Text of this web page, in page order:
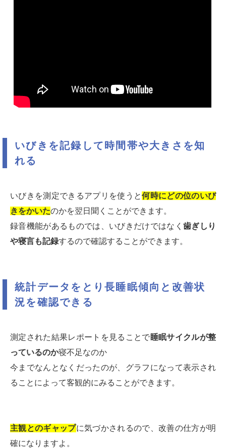
いびきを記録して時間帯や大きさを知
れる
いびきを測定できるアプリを使うと何時にどの位のいび
きをかいたのかを翌日聞くことができます。
録音機能があるものでは、いびきだけではなく 歯ぎしり
や寝言も記録するので確認することができます。
統計データをとり長睡眠傾向と改善状
況を確認できる
測定された結果レポートを見ることで睡眠サイクルが整
っているのか寝不足なのか
今までなんとなくだったのが、グラフになって表示され
ることによって客観的にみることができます。
主観とのギャップに気づかされるので、改善の仕方が明
確になりますよ。